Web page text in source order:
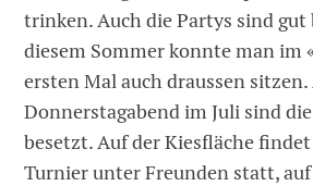
trinken. Auch die Partys sind gut
diesem Sommer konnte man im
ersten Mal auch draussen
Donnerstagabend im Juli sind
besetzt. Auf der Kiesfläche
Turnier unter Freunden statt,